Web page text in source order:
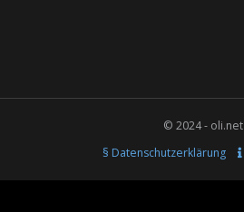
© 2024 - oli.net
§ Datenschutzerklärung